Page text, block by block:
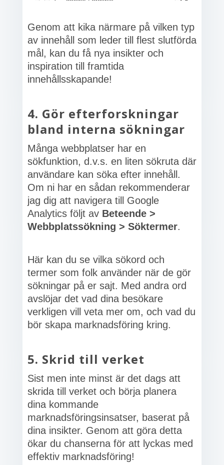
Genom att kika närmare på vilken typ
av innehåll som leder till flest slutförda
mål, kan du få nya insikter och
inspiration till framtida
innehållsskapande!
4. Gör efterforskningar
bland interna sökningar
Många webbplatser har en
sökfunktion, d.v.s. en liten sökruta där
användare kan söka efter innehåll.
Om ni har en sådan rekommenderar
jag dig att navigera till Google
Analytics följt av Beteende >
Webbplatssökning > Söktermer.
Här kan du se vilka sökord och
termer som folk använder när de gör
sökningar på er sajt. Med andra ord
avslöjar det vad dina besökare
verkligen vill veta mer om, och vad du
bör skapa marknadsföring kring.
5. Skrid till verket
Sist men inte minst är det dags att
skrida till verket och börja planera
dina kommande
marknadsföringsinsatser, baserat på
dina insikter. Genom att göra detta
ökar du chanserna för att lyckas med
effektiv marknadsföring!